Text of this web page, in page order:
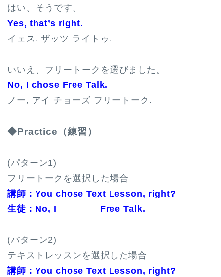
はい、そうです。
Yes, that’s right.
イェス, ザッツ ライトゥ.
いいえ、フリートークを選びました。
No, I chose Free Talk.
ノー, アイ チョーズ フリートーク.
◆Practice（練習）
(パターン1)
フリートークを選択した場合
講師 : You chose Text Lesson, right?
生徒 : No, I _______ Free Talk.
(パターン2)
テキストレッスンを選択した場合
講師 : You chose Text Lesson, right?